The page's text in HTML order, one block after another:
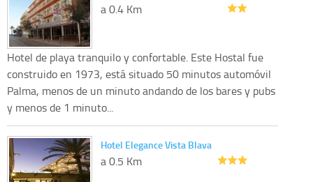
a 0.4 Km
Hotel de playa tranquilo y confortable. Este Hostal fue
construido en 1973, está situado 50 minutos automóvil
Palma, menos de un minuto andando de los bares y pubs
y menos de 1 minuto...
Hotel Elegance Vista Blava
a 0.5 Km